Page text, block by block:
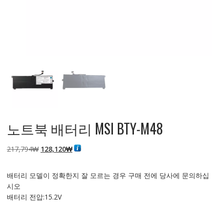
노트북 배터리 MSI BTY-M48
217,794₩ 원
격:
128,120₩현
격:
배터리 모델이 정확한지 잘 모르는 경우 구매 전에 당사에 문의하십
시오
배터리 전압:15.2V